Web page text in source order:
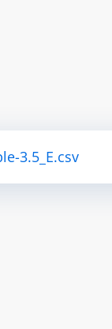
3.5_E.csv